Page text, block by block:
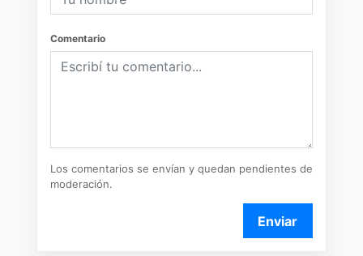
Comentario
Los comentarios se envían y quedan pendientes de
moderación.
Enviar